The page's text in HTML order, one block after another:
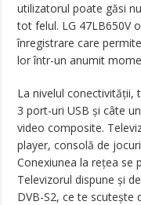
utilizatorul poate găsi
tot felul. LG 47LB650V
înregistrare care
lor într-un anumit
La nivelul conectivității,
3 port-uri USB și câte
video composite.
player, consolă de
Conexiunea la rețea se
Televizorul dispune și
DVB-S2, ce te scutește